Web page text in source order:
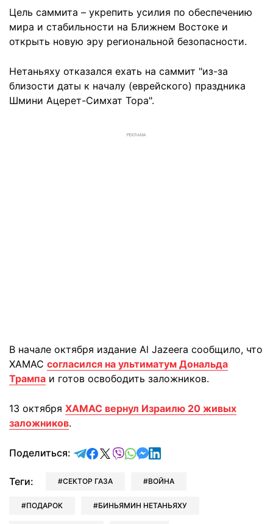
Цель саммита – укрепить усилия по обеспечению
мира и стабильности на Ближнем Востоке и
открыть новую эру региональной безопасности.
Нетаньяху отказался ехать на саммит "из-за
близости даты к началу (еврейского) праздника
Шмини Ацерет-Симхат Тора".
РЕКЛАМА
В начале октября издание Al Jazeera сообщило, что
ХАМАС согласился на ультиматум Дональда
Трампа и готов освободить заложников.
13 октября ХАМАС вернул Израилю 20 живых
заложников.
Поделиться: отправить в Telegram
поделиться в Facebook
поделиться в X
отправить в Viber
отправить в Whatsapp
отправить в Messenger
отправить в LinkedIn
Теги: СЕКТОР ГАЗА ВОЙНА
ПОДАРОК БИНЬЯМИН НЕТАНЬЯХУ